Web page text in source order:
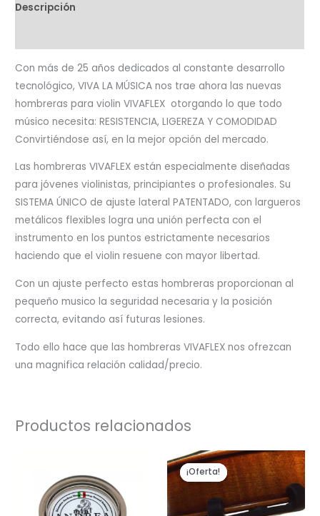
Descripción
Con más de 25 años dedicados al constante desarrollo
tecnológico, VIVA LA MÚSICA nos trae ahora las nuevas
hombreras para violin VIVAFLEX otorgando lo que todo
músico necesita: RESISTENCIA, LIGEREZA Y COMODIDAD
Convirtiéndose así, en la mejor opción del mercado.
Las hombreras VIVAFLEX están especialmente diseñadas
para jóvenes violinistas, principiantes o profesionales. Su
SISTEMA ÚNICO de ajuste lateral PATENTADO, con largueros
metálicos flexibles logra una unión perfecta con el
instrumento en los puntos estrictamente necesarios
haciendo que el violin resuene con mayor libertad.
Con un ajuste perfecto estas hombreras proporcionan al
pequeño musico la seguridad necesaria y la posición
correcta, evitando así futuras lesiones.
Todo ello hace que las hombreras VIVAFLEX nos ofrezcan
una magnifica relación calidad/precio.
Productos relacionados
¡Oferta!
¡Oferta!
El
precio
original
$43.70.
El
precio
actual
es:
$34.50.